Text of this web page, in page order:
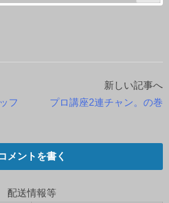
フ
新しい記事へ
プロ講座2連チャン。の巻
メントを書く
配送情報等